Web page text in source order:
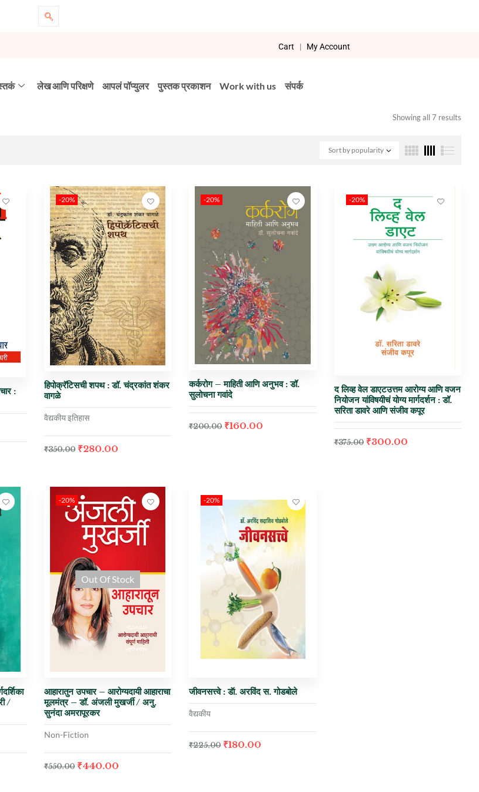
Cart | My Account
लेख आणि परिक्षणे आपलं पॉप्युलर पुस्तक प्रकाशन Work with us संपर्क
Showing all 7 results
Sort by popularity
:
-20%
हिपोक्रॅटिसची शपथ : डॉ. चंद्रकांत शंकर
वागळे
वैद्यकीय इतिहास
₹350.00 ₹280.00
-20%
कर्करोग – माहिती आणि अनुभव : डॉ.
सुलोचना गवांदे
₹200.00 ₹160.00
-20%
द लिव्ह वेल डाएटउत्तम आरोग्य आणि वजन
नियोजन यांविषयीचं योग्य मार्गदर्शन : डॉ.
सरिता डावरे आणि संजीव कपूर
₹375.00 ₹300.00
/
-20%
Out Of Stock
आहारातुन उपचार – आरोग्यदायी आहाराचा
मूलमंत्र – डॉ. अंजली मुखर्जी / अनु.
सुनंदा अमरापूरकर
Non-Fiction
₹550.00 ₹440.00
-20%
जीवनसत्त्वे : डॅा. अरविंद स. गोडबोले
वैद्यकीय
₹225.00 ₹180.00